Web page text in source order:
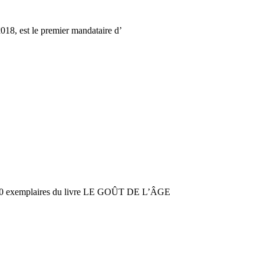
est le premier mandataire d’
exemplaires du livre LE GOÛT DE L’ÂGE